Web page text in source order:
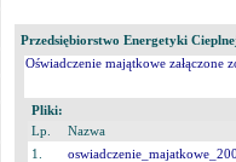
Przedsiębiorstwo Energetyki
Oświadczenie majątkowe załączone
Pliki:
Lp. Nazwa
1.